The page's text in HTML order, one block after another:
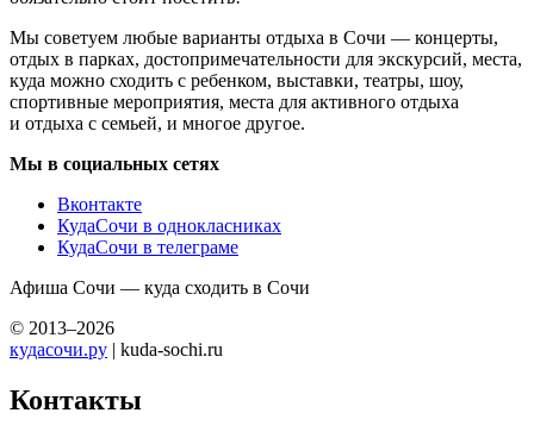
Мы советуем любые варианты отдыха в Сочи — концерты,
отдых в парках, достопримечательности для экскурсий, места,
куда можно сходить с ребенком, выставки, театры, шоу,
спортивные мероприятия, места для активного отдыха
и отдыха с семьей, и многое другое.
Мы в социальных сетях
Вконтакте
КудаСочи в однокласниках
КудаСочи в телеграме
Афиша Сочи — куда сходить в Сочи
© 2013–2026
кудасочи.ру | kuda-sochi.ru
Контакты